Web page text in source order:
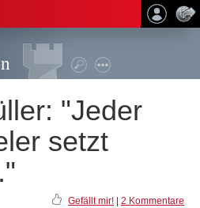
"Jeder
setzt
Gefällt mir! 2 Kommentare